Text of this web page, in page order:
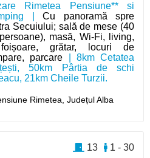
Rimetea Pensiune** si
|Cu panoramă spre
Secuiului; sală de mese (40
masă, Wi-Fi, living,
grătar, locuri de
parcare | 8km Cetatea
50km Pârtia de schi
21km Cheile Turzii.
Rimetea,Județul Alba
1 - 30
13